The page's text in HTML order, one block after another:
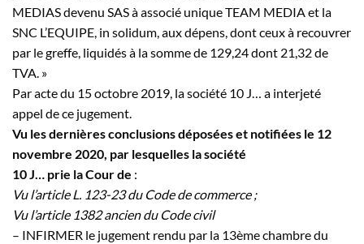
MEDIAS devenu SAS à associé unique TEAM MEDIA et la
SNC L’EQUIPE, in solidum, aux dépens, dont ceux à recouvrer
par le greffe, liquidés à la somme de 129,24 dont 21,32 de
TVA. »
Par acte du 15 octobre 2019, la société 10 J… a interjeté
appel de ce jugement.
Vu les dernières conclusions déposées et notifiées le 12
novembre 2020, par lesquelles la société
10J… prie la Cour de :
Vu l’article L. 123-23 du Code de commerce ;
Vu l’article 1382 ancien du Code civil
– INFIRMER le jugement rendu par la 13ème chambre du